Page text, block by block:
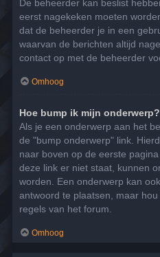
De beheerder kan beslist
eerst nagekeken moeten
dat de beheerder je in een
waarvan de berichten altijd
contact op met de beheerder
Omhoog
Hoe bump ik mijn onderwerp?
Als je een onderwerp aan het
de "bump onderwerp" link.
naar boven op de eerste
deze link er niet staat, kunnen
worden. Een onderwerp kan
antwoord te plaatsen, maar
regels van het forum.
Omhoog